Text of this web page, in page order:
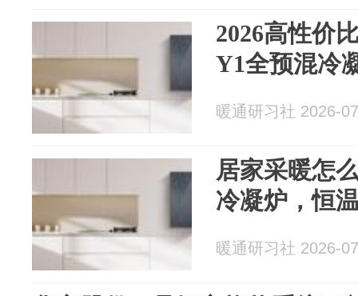
2026高性价
Y1全预混冷
暖通研习社 2026-
居家采暖怎
冷凝炉，恒
暖通研习社 2026-